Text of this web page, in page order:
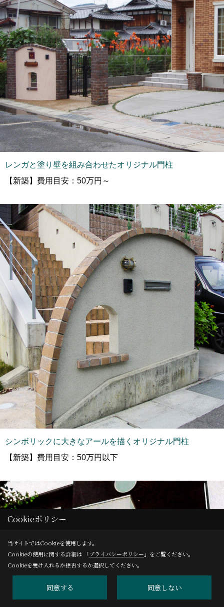
レンガと塗り壁を組み合わせたオリジナル門柱
【新築】費用目安：50万円～
シンボリックに大きなアールを描くオリジナル門柱
【新築】費用目安：50万円以下
_
Cookieポリシー
当サイトではCookieを使用します。
Cookieの使用に関する詳細は 「プライバシーポリシー 」をご覧ください。
Cookieを受け入れるか拒否するか選択してください。
同意する 同意しない